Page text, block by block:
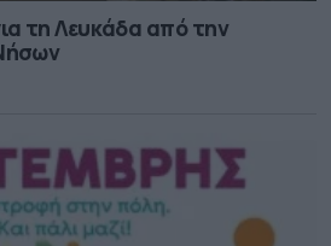
τη Λευκάδα από την